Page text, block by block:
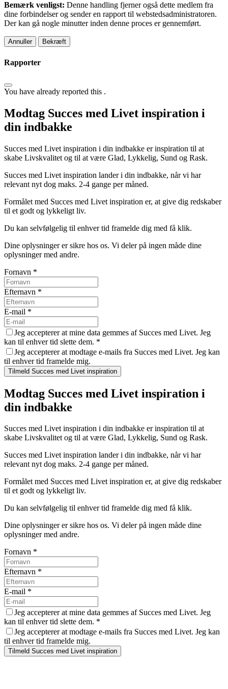
Bemærk venligst: Denne handling fjerner også dette medlem fra
dine forbindelser og sender en rapport til webstedsadministratoren.
Der kan gå nogle minutter inden denne proces er gennemført.
Bekræft
Rapporter
You have already reported this .
Modtag Succes med Livet inspiration i
din indbakke
Succes med Livet inspiration i din indbakke er inspiration til at
skabe Livskvalitet og til at være Glad, Lykkelig, Sund og Rask.
Succes med Livet inspiration lander i din indbakke, når vi har
relevant nyt dog maks. 2-4 gange per måned.
Formålet med Succes med Livet inspiration er, at give dig redskaber
til et godt og lykkeligt liv.
Du kan selvfølgelig til enhver tid framelde dig med få klik.
Dine oplysninger er sikre hos os. Vi deler på ingen måde dine
oplysninger med andre.
Fornavn *
Efternavn *
E-mail *
Jeg accepterer at mine data gemmes af Succes med Livet. Jeg
kan til enhver tid slette dem. *
Jeg accepterer at modtage e-mails fra Succes med Livet. Jeg kan
til enhver tid framelde mig.
Tilmeld Succes med Livet inspiration
Modtag Succes med Livet inspiration i
din indbakke
Succes med Livet inspiration i din indbakke er inspiration til at
skabe Livskvalitet og til at være Glad, Lykkelig, Sund og Rask.
Succes med Livet inspiration lander i din indbakke, når vi har
relevant nyt dog maks. 2-4 gange per måned.
Formålet med Succes med Livet inspiration er, at give dig redskaber
til et godt og lykkeligt liv.
Du kan selvfølgelig til enhver tid framelde dig med få klik.
Dine oplysninger er sikre hos os. Vi deler på ingen måde dine
oplysninger med andre.
Fornavn *
Efternavn *
E-mail *
Jeg accepterer at mine data gemmes af Succes med Livet. Jeg
kan til enhver tid slette dem. *
Jeg accepterer at modtage e-mails fra Succes med Livet. Jeg kan
til enhver tid framelde mig.
Tilmeld Succes med Livet inspiration